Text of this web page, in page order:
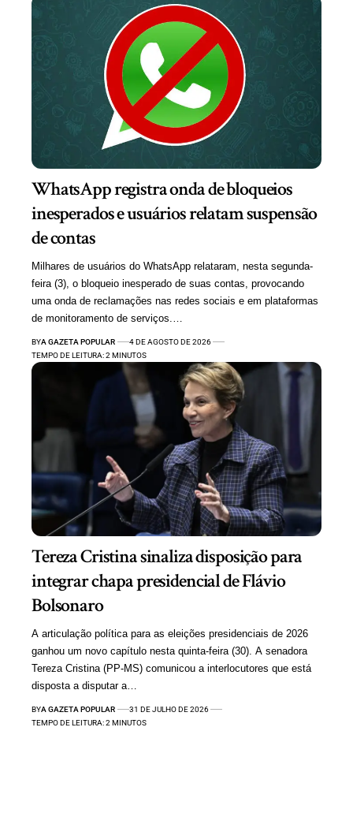
WhatsApp registra onda de bloqueios
inesperados e usuários relatam suspensão
de contas
Milhares de usuários do WhatsApp relataram, nesta segunda-
feira (3), o bloqueio inesperado de suas contas, provocando
uma onda de reclamações nas redes sociais e em plataformas
de monitoramento de serviços.…
BYA GAZETA POPULAR
4 DE AGOSTO DE 2026
TEMPO DE LEITURA: 2 MINUTOS
Tereza Cristina sinaliza disposição para
integrar chapa presidencial de Flávio
Bolsonaro
A articulação política para as eleições presidenciais de 2026
ganhou um novo capítulo nesta quinta-feira (30). A senadora
Tereza Cristina (PP-MS) comunicou a interlocutores que está
disposta a disputar a…
BYA GAZETA POPULAR
31 DE JULHO DE 2026
TEMPO DE LEITURA: 2 MINUTOS